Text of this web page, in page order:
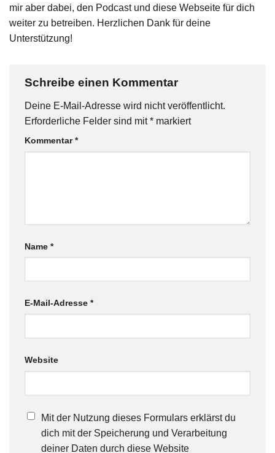
mir aber dabei, den Podcast und diese Webseite für dich
weiter zu betreiben. Herzlichen Dank für deine
Unterstützung!
Schreibe einen Kommentar
Deine E-Mail-Adresse wird nicht veröffentlicht.
Erforderliche Felder sind mit* markiert
Kommentar*
Name *
E-Mail-Adresse *
Website
Mit der Nutzung dieses Formulars erklärst du
dich mit der Speicherung und Verarbeitung
deiner Daten durch diese Website